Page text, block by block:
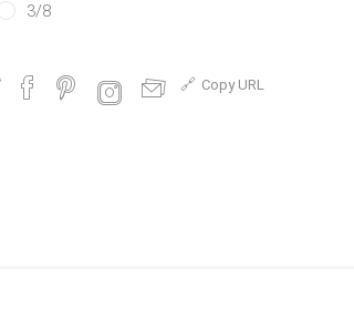
3/8
Copy URL